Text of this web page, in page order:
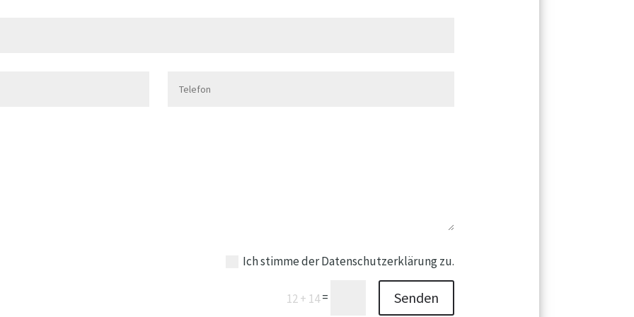
Ich stimme der Datenschutzerklärung zu.
12 + 14= Senden